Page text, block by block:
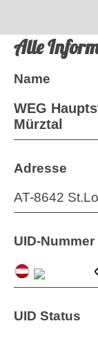
Alle
Name
WEG
Mürztal
Adresse
AT-8642
UID-Nummer
UID Status